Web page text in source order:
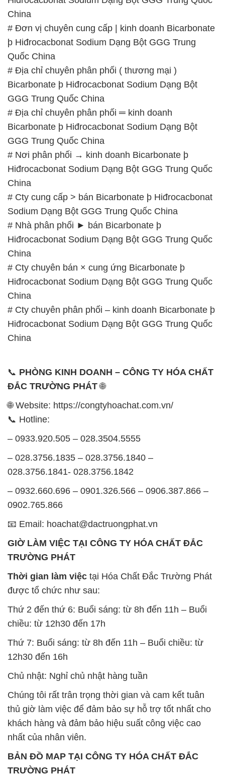
# Địa chỉ chuyên phân phối ( thương mại )
Bicarbonate þ Hiđrocacbonat Sodium Dạng Bột
GGG Trung Quốc China
# Địa chỉ chuyên phân phối ═ kinh doanh
Bicarbonate þ Hiđrocacbonat Sodium Dạng Bột
GGG Trung Quốc China
# Nơi phân phối → kinh doanh Bicarbonate þ
Hiđrocacbonat Sodium Dạng Bột GGG Trung Quốc
China
# Cty cung cấp > bán Bicarbonate þ Hiđrocacbonat
Sodium Dạng Bột GGG Trung Quốc China
# Nhà phân phối ► bán Bicarbonate þ
Hiđrocacbonat Sodium Dạng Bột GGG Trung Quốc
# Cty chuyên bán × cung ứng Bicarbonate þ
Hiđrocacbonat Sodium Dạng Bột GGG Trung Quốc
China
# Cty chuyên phân phối – kinh doanh Bicarbonate þ
Hiđrocacbonat Sodium Dạng Bột GGG Trung Quốc
China
📞PHÒNG KINH DOANH – CÔNG TY HÓA CHẤT
ĐẮC TRƯỜNG PHÁT🌐
🌐 Website: https://congtyhoachat.com.vn/
– 0933.920.505 – 028.3504.5555
028.3756.1841- 028.3756.1842
0902.765.866
📧 Email: hoachat@dactruongphat.vn
TRƯỜNG PHÁT
được tổ chức như sau:
Thứ 2 đến thứ 6: Buổi sáng: từ 8h đến 11h – Buổi
chiều: từ 12h30 đến 17h
Thứ 7: Buổi sáng: từ 8h đến 11h – Buổi chiều: từ
12h30 đến 16h
Chủ nhật: Nghỉ chủ nhật hàng tuần
thủ giờ làm việc để đảm bảo sự hỗ trợ tốt nhất cho
khách hàng và đảm bảo hiệu suất công việc cao
nhất của nhân viên.
BẢN ĐỒ MAP TẠI CÔNG TY HÓA CHẤT ĐẮC
TRƯỜNG PHÁT
ĐỊA CHỈ: 1229C Quốc lộ 1A, Phường Bình Trị
Đông B, Quận Bình Tân, Sài Gòn TP. Hồ Chí
Minh